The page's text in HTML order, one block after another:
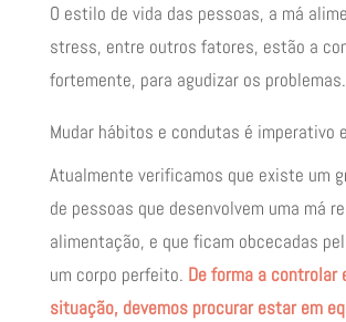
O estilo de vida das pessoas, a má
stress, entre outros fatores, estão a
fortemente, para agudizar os problemas.
Mudar hábitos e condutas é imperativo
Atualmente verificamos que existe um
de pessoas que desenvolvem uma má
alimentação, e que ficam obcecadas
um corpo perfeito. De forma a controlar
situação, devemos procurar estar em